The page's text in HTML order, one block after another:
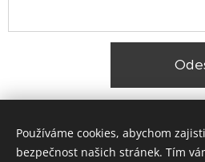
Používáme cookies, abychom
bezpečnost našich stránek. Tím